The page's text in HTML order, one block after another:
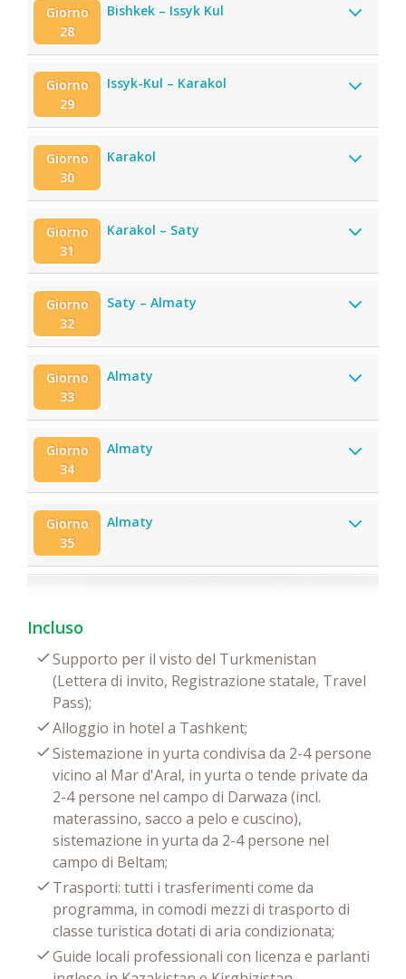
Giorno
28
Bishkek – Issyk Kul
Giorno
29
Issyk-Kul – Karakol
Giorno
30
Karakol
Giorno
31
Karakol – Saty
Giorno
32
Saty – Almaty
Giorno
33
Almaty
Giorno
34
Almaty
Giorno
35
Almaty
Incluso
Supporto per il visto del Turkmenistan
(Lettera di invito, Registrazione statale, Travel
Pass);
Alloggio in hotel a Tashkent;
Sistemazione in yurta condivisa da 2-4 persone
vicino al Mar d'Aral, in yurta o tende private da
2-4 persone nel campo di Darwaza (incl.
materassino, sacco a pelo e cuscino),
sistemazione in yurta da 2-4 persone nel
campo di Beltam;
Trasporti: tutti i trasferimenti come da
programma, in comodi mezzi di trasporto di
classe turistica dotati di aria condizionata;
Guide locali professionali con licenza e parlanti